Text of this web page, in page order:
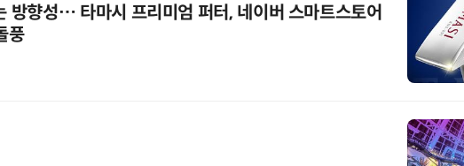
방향성… 타마시 프리미엄 퍼터, 네이버 스마트스토어
풍